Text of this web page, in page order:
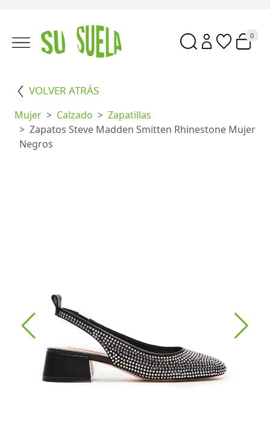
0
VOLVER ATRÁS
Mujer Calzado
Zapatillas
Zapatos Steve Madden Smitten Rhinestone Mujer
Negros